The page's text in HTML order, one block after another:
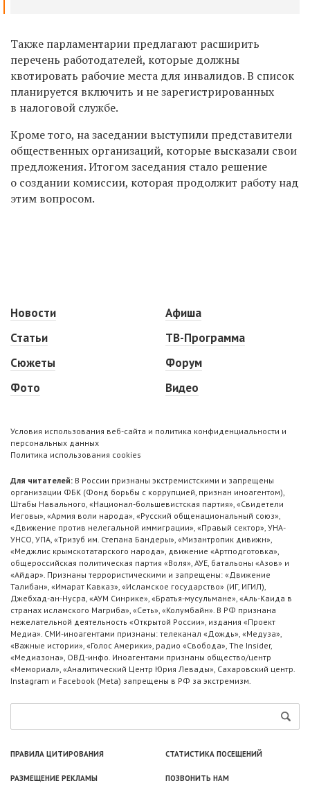
Также парламентарии предлагают расширить
перечень работодателей, которые должны
квотировать рабочие места для инвалидов. В список
планируется включить и незарегистрированных
в налоговой службе.
Кроме того, на заседании выступили представители
общественных организаций, которые высказали свои
предложения. Итогом заседания стало решение
о создании комиссии, которая продолжит работу над
этим вопросом.
Новости
Статьи
Сюжеты
Фото
Афиша
ТВ-Программа
Форум
Видео
Условия использования веб-сайта и политика конфиденциальности и
персональных данных
Политика использования cookies
Для читателей: В России признаны экстремистскими и запрещены
организации ФБК (Фонд борьбы с коррупцией, признан иноагентом),
Штабы Навального, «Национал-большевистская партия», «Свидетели
Иеговы», «Армия воли народа», «Русский общенациональный союз»,
«Движение против нелегальной иммиграции», «Правый сектор», УНА-
УНСО, УПА, «Тризуб им. Степана Бандеры», «Мизантропик дивижн»,
«Меджлис крымскотатарского народа», движение «Артподготовка»,
общероссийская политическая партия «Воля», АУЕ, батальоны «Азов» и
«Айдар». Признаны террористическими и запрещены: «Движение
Талибан», «Имарат Кавказ», «Исламское государство» (ИГ, ИГИЛ),
Джебхад-ан-Нусра, «АУМ Синрике», «Братья-мусульмане», «Аль-Каида в
странах исламского Магриба», «Сеть», «Колумбайн». В РФ признана
нежелательной деятельность «Открытой России», издания «Проект
Медиа». СМИ-иноагентами признаны: телеканал «Дождь», «Медуза»,
«Важные истории», «Голос Америки», радио «Свобода», The Insider,
«Медиазона», ОВД-инфо. Иноагентами признаны общество/центр
«Мемориал», «Аналитический Центр Юрия Левады», Сахаровский центр.
Instagram и Facebook (Metа) запрещены в РФ за экстремизм.
ПРАВИЛА ЦИТИРОВАНИЯ СТАТИСТИКА ПОСЕЩЕНИЙ
РАЗМЕЩЕНИЕ РЕКЛАМЫ ПОЗВОНИТЬ НАМ